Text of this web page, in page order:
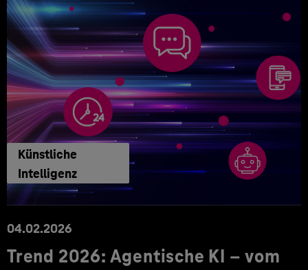
Künstliche
Intelligenz
04.02.2026
Trend 2026: Agentische KI – vom